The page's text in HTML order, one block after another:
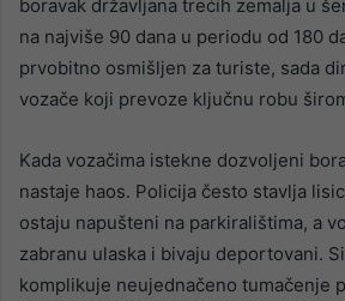
boravak državljana trećih zemalja u
na najviše 90 dana u periodu od 180
prvobitno osmišljen za turiste, sada
vozače koji prevoze ključnu robu
Kada vozačima istekne dozvoljeni
nastaje haos. Policija često stavlja
ostaju napušteni na parkiralištima, a
zabranu ulaska i bivaju deportovani.
komplikuje neujednačeno tumačenje